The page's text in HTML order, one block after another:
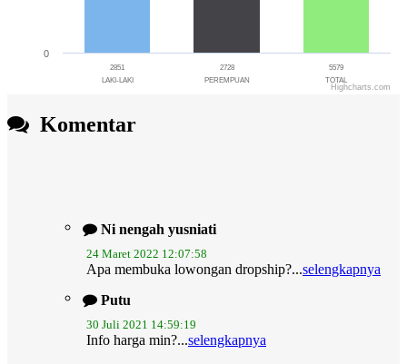
2851
LAKI-LAKI
2728
PEREMPUAN
5579
TOTAL
0
Highcharts.com
Komentar
24 Maret 2022 12:07:58
Putu
30 Juli 2021 14:59:19
I WAYAN DARSANA